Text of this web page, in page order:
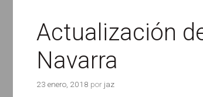
Actualización
Navarra
23 enero, 2018 por jaz